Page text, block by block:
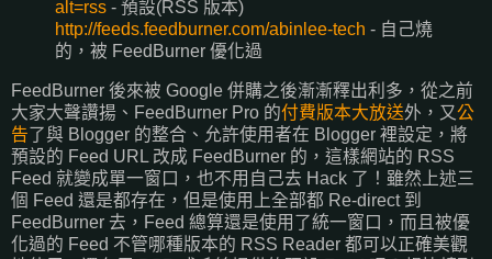
alt=rss - 預設(RSS 版本)
http://feeds.feedburner.com/abinlee-tech - 自己燒
的，被 FeedBurner 優化過
FeedBurner 後來被 Google 併購之後漸漸釋出利多，從之前
大家大聲讚揚、FeedBurner Pro 的付費版本大放送外，又公
告了與 Blogger 的整合、允許使用者在 Blogger 裡設定，將
預設的 Feed URL 改成 FeedBurner 的，這樣網站的 RSS
Feed 就變成單一窗口，也不用自己去 Hack 了！雖然上述三
個 Feed 還是都存在，但是使用上全部都 Re-direct 到
FeedBurner 去，Feed 總算還是使用了統一窗口，而且被優
化過的 Feed 不管哪種版本的 RSS Reader 都可以正確美觀